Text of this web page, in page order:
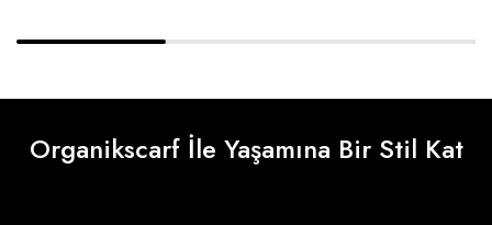
Organikscarf İle Yaşamına Bir Stil Kat